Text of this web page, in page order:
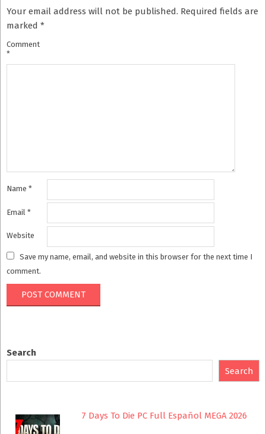
Your email address will not be published. Required fields are
marked *
Comment
*
Name *
Email *
Website
Save my name, email, and website in this browser for the next time I
comment.
Search
Search
7 Days To Die PC Full Español MEGA 2026